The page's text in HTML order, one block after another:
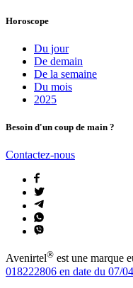
Horoscope
Du jour
De demain
De la semaine
Du mois
2025
Besoin d'un coup de main ?
Contactez-nous
Avenirtel® est une marque
018222806 en date du 07/